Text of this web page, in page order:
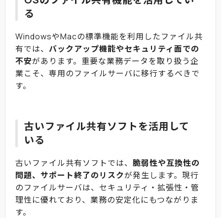
る
WindowsやMacの標準機能を利用したファイル共
有では、 バックアップ機能やセキュリティ面での
不安があります。重要な業務データを取り扱う企
業こそ、専用のファイルサーバに移行するべきで
す。
古いファイル共有ソフトを活用して
いる
古いファイル共有ソフトでは、 脆弱性や互換性の
問題、サポート終了のリスクが発生します。現行
のファイルサーバは、セキュリティ・拡張性・管
理性に優れており、業務の安定化にもつながりま
す。